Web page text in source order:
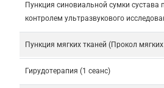
Пункция синовиальной сумки сустава
контролем ультразвукового
Пункция мягких тканей (Прокол
Гирудотерапия (1 сеанс)